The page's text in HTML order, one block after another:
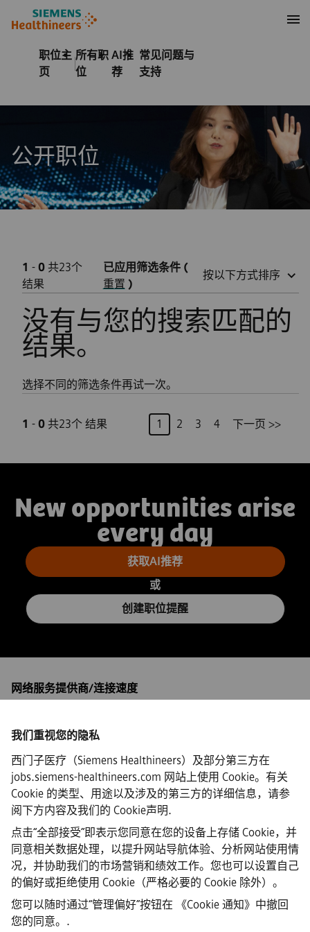
我们重视您的隐私
西门子医疗（Siemens Healthineers）及部分第三方在
jobs.siemens-healthineers.com 网站上使用 Cookie。有关
Cookie 的类型、用途以及涉及的第三方的详细信息，请参
阅下方内容及我们的 Cookie声明.
点击“全部接受”即表示您同意在您的设备上存储 Cookie，并
同意相关数据处理，以提升网站导航体验、分析网站使用情
况，并协助我们的市场营销和绩效工作。您也可以设置自己
的偏好或拒绝使用 Cookie（严格必要的 Cookie 除外）。
您可以随时通过“管理偏好”按钮在
《Cookie 通知》中撤回
您的同意。 .
职位主
页
所有职
位
AI推
荐
常见问题与
支持
公开职位
1 - 0 共23个
结果
已应用筛选条件 (
重置 )
按以下方式排序
没有与您的搜索匹配的
结果。
选择不同的筛选条件再试一次。
1 - 0 共23个 结果 页1 2 3 4 下一页 >>
New opportunities arise
every day
获取AI推荐
或
创建职位提醒
网络服务提供商/连接速度
Siemens Healthineers AG © 2026
常见问题
·
企业信息
·
隐私声明
·
Cookie声明链接
·
·